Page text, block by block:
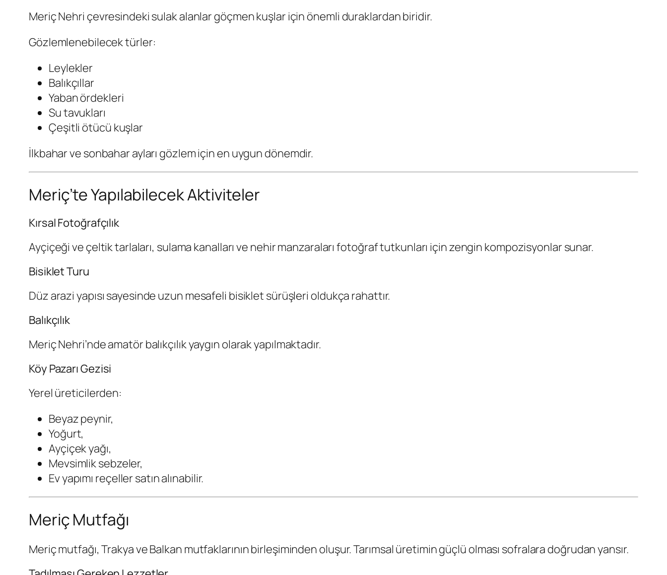
Meriç Nehri çevresindeki sulak alanlar göçmen kuşlar için önemli duraklardan biridir.
Gözlemlenebilecek türler:
Leylekler
Balıkçıllar
Yaban ördekleri
Su tavukları
Çeşitli ötücü kuşlar
İlkbahar ve sonbahar ayları gözlem için en uygun dönemdir.
Meriç’te Yapılabilecek Aktiviteler
Kırsal Fotoğrafçılık
Ayçiçeği ve çeltik tarlaları, sulama kanalları ve nehir manzaraları fotoğraf tutkunları için zengin kompozisyonlar sunar.
Bisiklet Turu
Düz arazi yapısı sayesinde uzun mesafeli bisiklet sürüşleri oldukça rahattır.
Balıkçılık
Meriç Nehri’nde amatör balıkçılık yaygın olarak yapılmaktadır.
Köy Pazarı Gezisi
Yerel üreticilerden:
Beyaz peynir,
Yoğurt,
Ayçiçek yağı,
Mevsimlik sebzeler,
Ev yapımı reçeller satın alınabilir.
Meriç Mutfağı
Meriç mutfağı, Trakya ve Balkan mutfaklarının birleşiminden oluşur. Tarımsal üretimin güçlü olması sofralara doğrudan yansır.